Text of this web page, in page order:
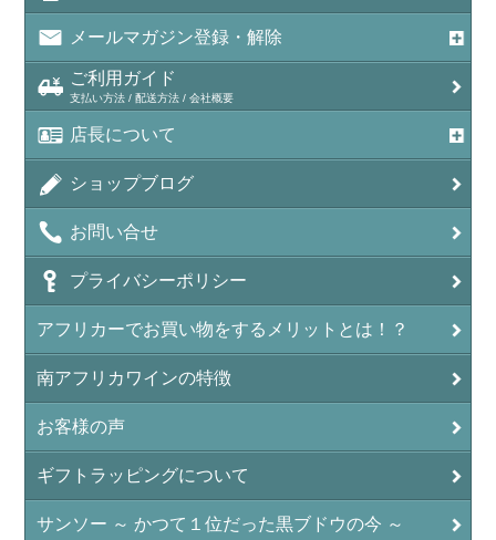
メールマガジン登録・解除
ご利用ガイド
支払い方法 / 配送方法 / 会社概要
店長について
ショップブログ
お問い合せ
プライバシーポリシー
アフリカーでお買い物をするメリットとは！？
南アフリカワインの特徴
お客様の声
ギフトラッピングについて
サンソー ～ かつて１位だった黒ブドウの今 ～